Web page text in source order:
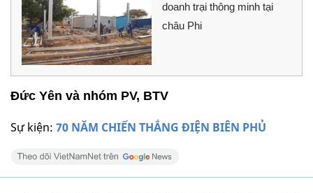
Sự kiện: 70 NĂM CHIẾN THẮNG ĐIỆN BIÊN PHỦ
doanh trại thông minh tại
châu Phi
Đức Yên và nhóm PV, BTV